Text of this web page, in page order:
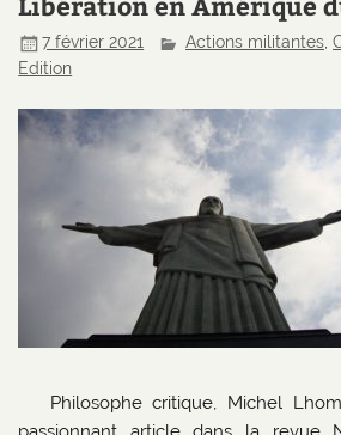
7 février 2021 Actions militantes ,
Edition
Philosophe critique, Michel